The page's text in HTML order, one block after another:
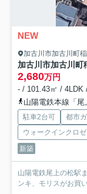
NEW
加古川市加古川町
加古川市加古川
2,680万円
- / 101.43㎡ / 4LDK
山陽電鉄本線「
駐車2台可 都市
ウォークインクロゼ
新築
山陽電鉄尾上の松駅
ンキ、モリスがお買